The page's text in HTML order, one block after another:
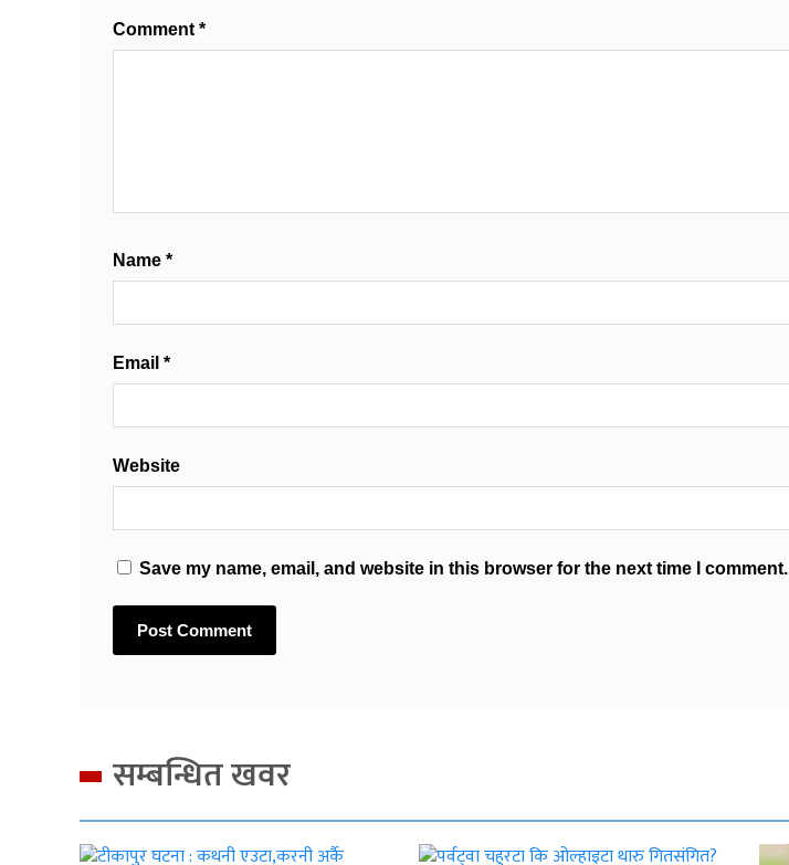
Comment *
Name *
Email *
Website
Save my name, email, and website in this browser for the next time I comment.
सम्बन्धित खवर